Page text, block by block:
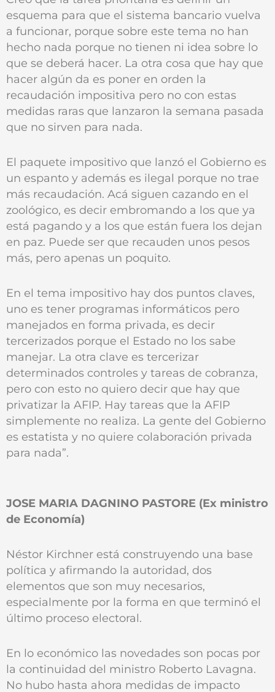
esquema para que el sistema bancario vuelva
a funcionar, porque sobre este tema no han
hecho nada porque no tienen ni idea sobre lo
que se deberá hacer. La otra cosa que hay que
hacer algún da es poner en orden la
recaudación impositiva pero no con estas
medidas raras que lanzaron la semana pasada
que no sirven para nada.
El paquete impositivo que lanzó el Gobierno es
un espanto y además es ilegal porque no trae
más recaudación. Acá siguen cazando en el
zoológico, es decir embromando a los que ya
está pagando y a los que están fuera los dejan
en paz. Puede ser que recauden unos pesos
más, pero apenas un poquito.
En el tema impositivo hay dos puntos claves,
uno es tener programas informáticos pero
manejados en forma privada, es decir
tercerizados porque el Estado no los sabe
manejar. La otra clave es tercerizar
determinados controles y tareas de cobranza,
pero con esto no quiero decir que hay que
privatizar la AFIP. Hay tareas que la AFIP
simplemente no realiza. La gente del Gobierno
es estatista y no quiere colaboración privada
para nada”.
JOSE MARIA DAGNINO PASTORE (Ex ministro
de Economía)
Néstor Kirchner está construyendo una base
política y afirmando la autoridad, dos
elementos que son muy necesarios,
especialmente por la forma en que terminó el
último proceso electoral.
En lo económico las novedades son pocas por
la continuidad del ministro Roberto Lavagna.
No hubo hasta ahora medidas de impacto